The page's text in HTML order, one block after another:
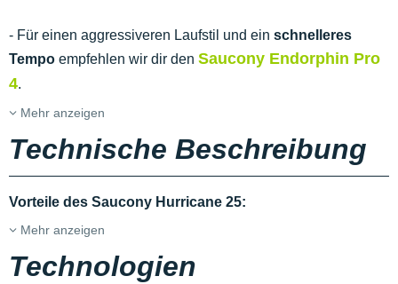
- Für einen aggressiveren Laufstil und ein schnelleres
Tempo empfehlen wir dir den Saucony Endorphin Pro
4.
Mehr anzeigen
Technische Beschreibung
Vorteile des Saucony Hurricane 25:
Mehr anzeigen
Technologien